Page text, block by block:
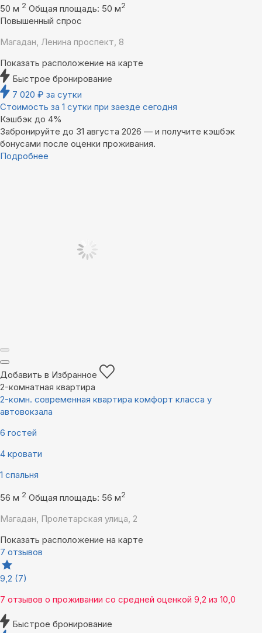
50 м 2 Общая площадь: 50 м2
Повышенный спрос
Магадан, Ленина проспект, 8
Показать расположение на карте
Быстрое бронирование
7 020 ₽ за сутки
Стоимость за 1 сутки при заезде сегодня
Кэшбэк до 4%
Забронируйте до 31 августа 2026 — и получите кэшбэк
бонусами после оценки проживания.
Подробнее
Добавить в Избранное
2-комнатная квартира
2-комн. современная квартира комфорт класса у
автовокзала
6 гостей
4 кровати
1 спальня
56 м 2 Общая площадь: 56 м2
Магадан, Пролетарская улица, 2
Показать расположение на карте
7 отзывов
9,2 (7)
7 отзывов о проживании со средней оценкой 9,2 из 10,0
Быстрое бронирование